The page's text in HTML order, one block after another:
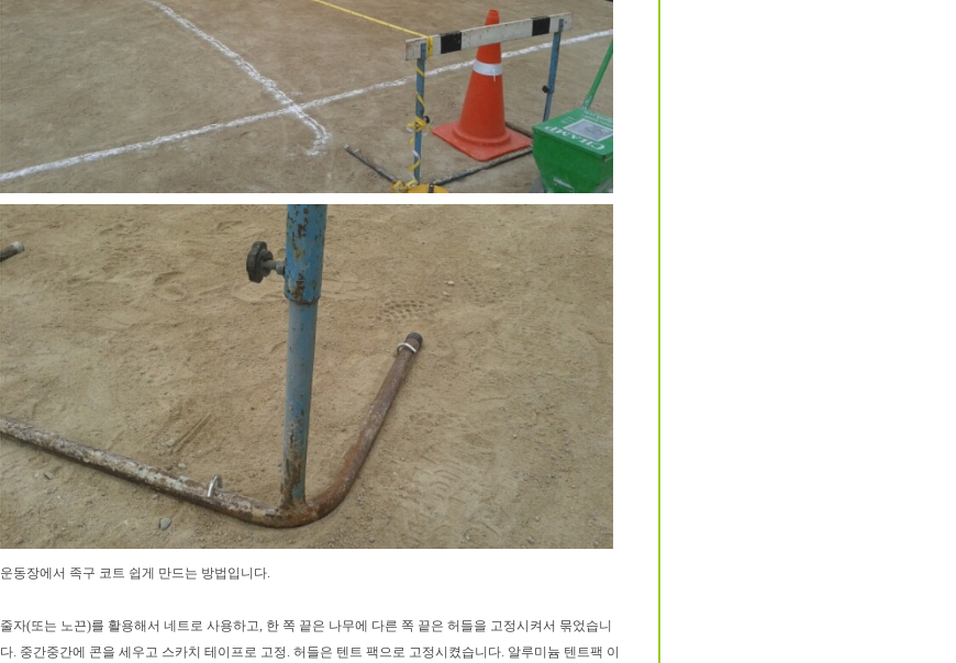
운동장에서 족구 코트 쉽게 만드는 방법입니다.
줄자(또는 노끈)를 활용해서 네트로 사용하고, 한 쪽 끝은 나무에 다른 쪽 끝은 허들을 고정시켜서 묶었습니
다. 중간중간에 콘을 세우고 스카치 테이프로 고정. 허들은 텐트 팩으로 고정시켰습니다. 알루미늄 텐트팩 이